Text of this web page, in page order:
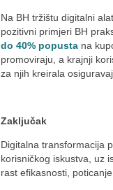
Na BH tržištu digitalni
pozitivni primjeri BH
do 40% popusta na
promoviraju, a krajnji
za njih kreirala
Zaključak
Digitalna transformacija
korisničkog iskustva, uz
rast efikasnosti,